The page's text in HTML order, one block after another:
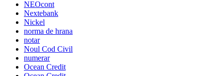
NEOcont
Nextebank
Nickel
norma de hrana
notar
Noul Cod Civil
numerar
Ocean Credit